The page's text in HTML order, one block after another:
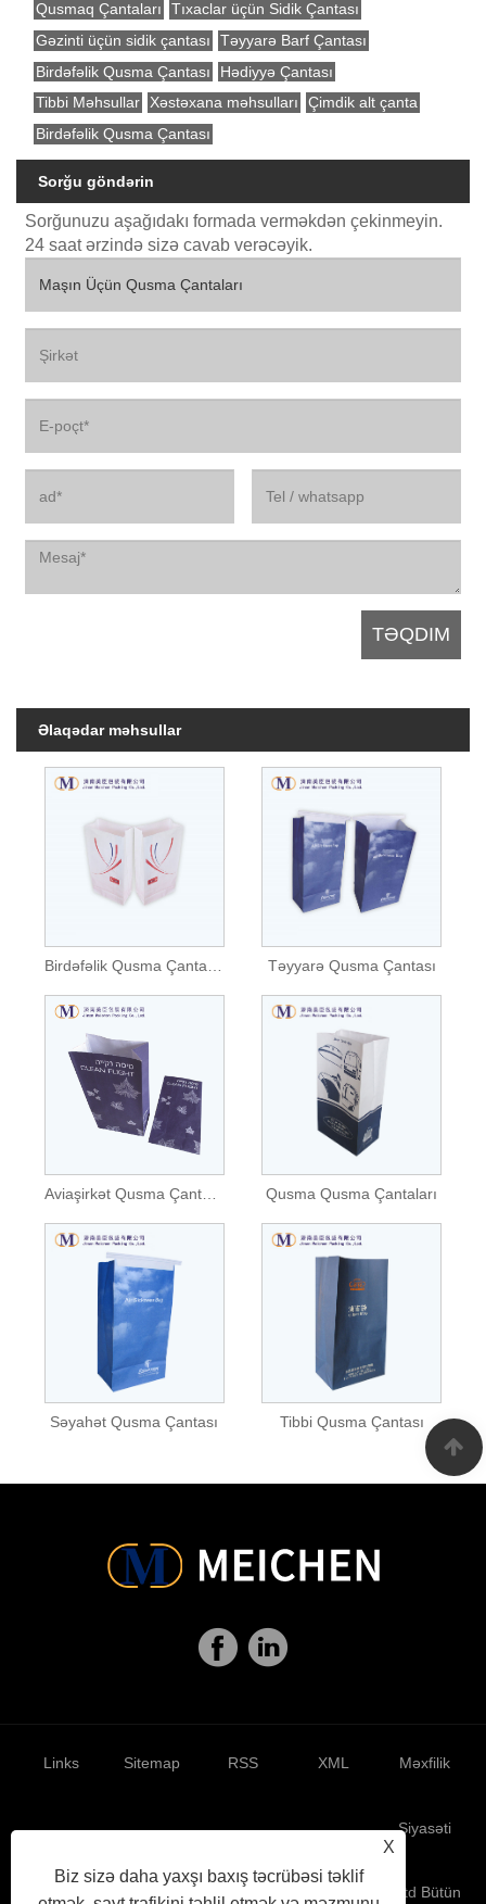
Qusmaq Çantaları
Tıxaclar üçün Sidik Çantası
Gəzinti üçün sidik çantası
Təyyarə Barf Çantası
Birdəfəlik Qusma Çantası
Hədiyyə Çantası
Tibbi Məhsullar Xəstəxana məhsulları
Çimdik alt çanta
Birdəfəlik Qusma Çantası
Sorğu göndərin
Sorğunuzu aşağıdakı formada verməkdən çekinmeyin.
24 saat ərzində sizə cavab verəcəyik.
Əlaqədar məhsullar
Təyyarə Qusma Çantası
Aviaşirkət Qusma Çantaları Qusma Qusma Çantaları
Səyahət Qusma Çantası Tibbi Qusma Çantası
X
Biz sizə daha yaxşı baxış təcrübəsi təklif
Links Sitemap RSS XML Məxfilik
Siyasəti
Müəlliflik hüququ © 2021 Jinan Meichen Packing Co., Ltd Bütün